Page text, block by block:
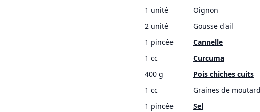
1 unité
Oignon
2 unité
Gousse d'ail
1 pincée
Cannelle
1 cc
Curcuma
400 g
Pois chiches cuits
1 cc
Graines de
1 pincée
Sel